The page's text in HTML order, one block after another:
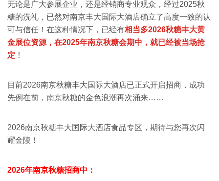
无论是广大参展企业，还是经销商专业观众，经过2025秋
糖的洗礼，已然对南京丰大国际大酒店确立了高度一致的认
可与信任！ 在这种情况下，已经有相当多2026秋糖丰大黄
金展位资源，在2025年南京秋糖会期中，就已经被当场抢
定 ！
目前2026南京秋糖丰大国际大酒店已正式开启招商，成功
先例在前，南京秋糖的金色浪潮再次涌来……
2026南京秋糖丰大国际大酒店食品专区，期待与您再次闪
耀金陵！
2026年南京秋糖招商中：